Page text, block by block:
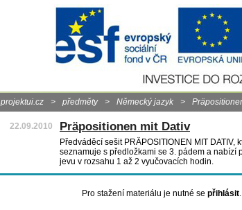
projektui.cz > předměty > Německý jazyk >
22.09.2010 Präpositionen mit Dativ
Předváděcí sešit PRÄPOSITIONEN MIT DATIV,
seznamuje s předložkami se 3. pádem a nabízí
jevu v rozsahu 1 až 2 vyučovacích hodin.
Pro stažení materiálu je nutné se přihlásit